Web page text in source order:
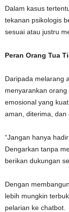
Dalam kasus
tekanan psikologis
sesuai atau justru
Peran Orang Tua
Daripada melarang
menyarankan
emosional yang
aman, diterima, dan
“Jangan hanya
Dengarkan tanpa
berikan dukungan
Dengan
lebih mungkin
pelarian ke chatbot.